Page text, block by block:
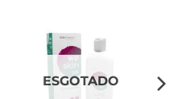
ESGOTADO